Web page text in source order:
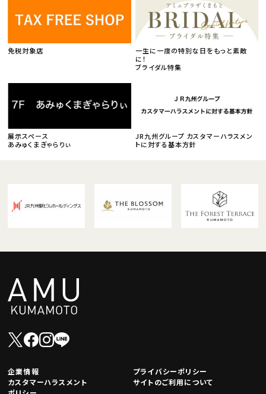
免税対象店
一生に一度の特別な日をもっと素敵
に！
ブライダル特集
展示スペース
あみゅくまぎゃらりぃ
JR九州グループ カスタマーハラスメン
トに対する基本方針
企業情報
プライバシーポリシー
カスタマーハラスメント
サイトのご利用について